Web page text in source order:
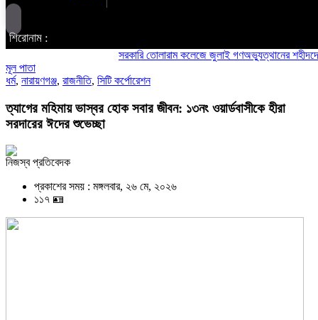
শিরোনাম :
সরকারি তোলারাম কলেজে জুলাই গণঅভ্যুত্থানের শহীদদের
মূল পাতা
ধর্ম, নারায়ণগঞ্জ, রাজনীতি, সিটি কর্পোরেশন
ত্যাগের মহিমায় ভাস্বর হোক সবার জীবন: ১৩নং ওয়ার্ডবাসীকে হীরা
সরদারের ঈদের শুভেচ্ছা
নিজস্ব প্রতিবেদক
প্রকাশের সময় : মঙ্গলবার, ২৬ মে, ২০২৬
১১৭ 🪪